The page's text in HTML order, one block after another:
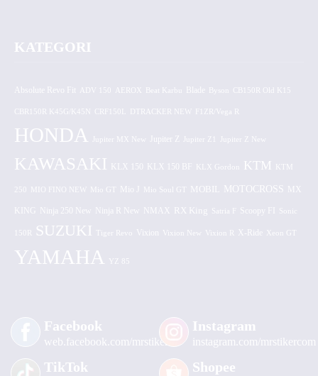
KATEGORI
Absolute Revo Fit ADV 150 AEROX CB150R Old K15
CBR150R K45G/K45N CRF150L DTRACKER NEW F1ZR/Vega R
HONDA Jupiter MX New Jupiter Z Jupiter Z1 Jupiter Z New
KAWASAKI KLX 150 KLX 150 BF KLX Gordon KTM KTM
250 MIO FINO NEW Mio GT Mio J Mio Soul GT MOBIL MOTOCROSS MX
KING Ninja 250 New Ninja R New NMAX RX King Satria F Scoopy FI Sonic
150R SUZUKI Tiger Revo Vixion Vixion New Vixion R X-Ride Xeon GT
YAMAHA YZ 85
Facebook
web.facebook.com/mrstiker
Instagram
instagram.com/mrstikercom
TikTok Shopee